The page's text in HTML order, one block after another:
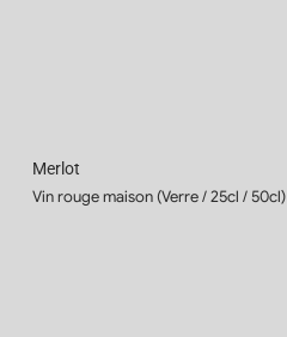
Merlot
Vin rouge maison (Verre / 25cl / 50cl)